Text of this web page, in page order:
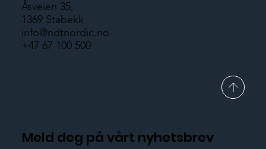
Åsveien 35,
1369 Stabekk
info@ndtnordic.no
+47 67 100 500
Meld deg på vårt nyhetsbrev